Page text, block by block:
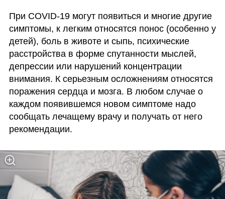
При COVID-19 могут появиться и многие другие
симптомы, к легким относятся понос (особенно у
детей), боль в животе и сыпь, психические
расстройства в форме спутанности мыслей,
депрессии или нарушений концентрации
внимания. К серьезным осложнениям относятся
поражения сердца и мозга. В любом случае о
каждом появившемся новом симптоме надо
сообщать лечащему врачу и получать от него
рекомендации.